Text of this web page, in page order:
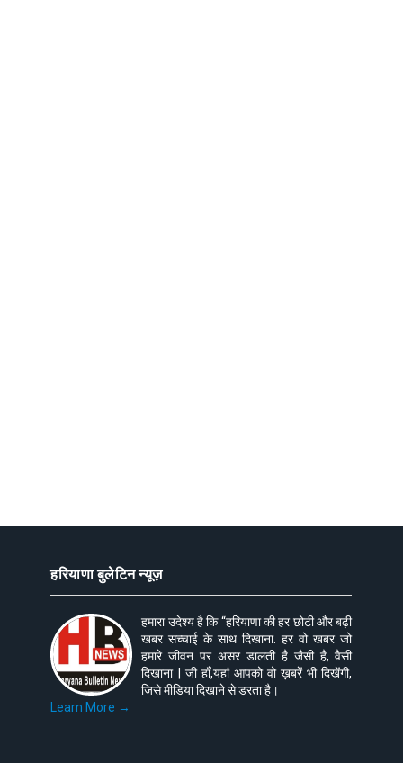
हरियाणा बुलेटिन न्यूज़
हमारा उदेश्य है कि “हरियाणा की हर छोटी और बढ़ी
खबर सच्चाई के साथ दिखाना. हर वो खबर जो
हमारे जीवन पर असर डालती है जैसी है, वैसी
दिखाना | जी हाँ,यहां आपको वो ख़बरें भी दिखेंगी,
जिसे मीडिया दिखाने से डरता है।
Learn More →